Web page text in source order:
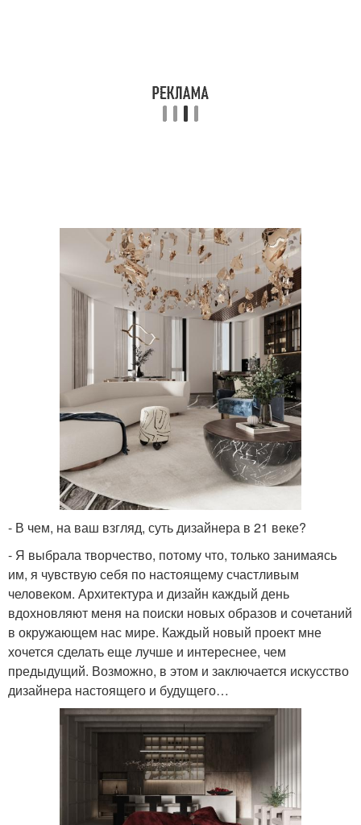
- В чем, на ваш взгляд, суть дизайнера в 21 веке?
- Я выбрала творчество, потому что, только занимаясь
им, я чувствую себя по настоящему счастливым
человеком. Архитектура и дизайн каждый день
вдохновляют меня на поиски новых образов и сочетаний
в окружающем нас мире. Каждый новый проект мне
хочется сделать еще лучше и интереснее, чем
предыдущий. Возможно, в этом и заключается искусство
дизайнера настоящего и будущего…